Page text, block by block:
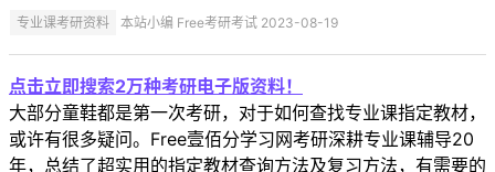
专业课考研资料 本站小编 Free考研考试 2023-08-19
点击立即搜索2万种考研电子版资料！
大部分童鞋都是第一次考研，对于如何查找专业课指定教材，
或许有很多疑问。Free壹佰分学习网考研深耕专业课辅导20
年，总结了超实用的指定教材查询方法及复习方法，有需要的